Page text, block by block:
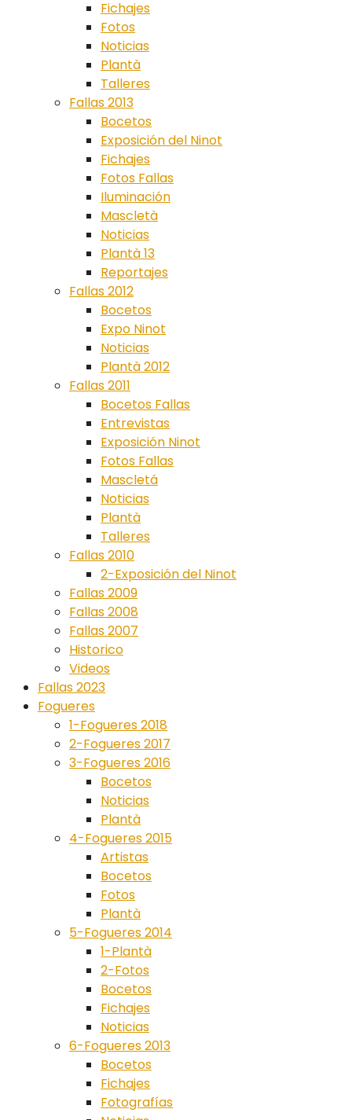
Fichajes
Fotos
Noticias
Plantà
Talleres
Fallas 2013
Bocetos
Exposición del Ninot
Fichajes
Fotos Fallas
Iluminación
Mascletà
Noticias
Plantà 13
Reportajes
Fallas 2012
Bocetos
Expo Ninot
Noticias
Plantà 2012
Fallas 2011
Bocetos Fallas
Entrevistas
Exposición Ninot
Fotos Fallas
Mascletá
Noticias
Plantà
Talleres
Fallas 2010
2-Exposición del Ninot
Fallas 2009
Fallas 2008
Fallas 2007
Historico
Videos
Fallas 2023
Fogueres
1-Fogueres 2018
2-Fogueres 2017
3-Fogueres 2016
Bocetos
Noticias
Plantà
4-Fogueres 2015
Artistas
Bocetos
Fotos
Plantà
5-Fogueres 2014
1-Plantà
2-Fotos
Bocetos
Fichajes
Noticias
6-Fogueres 2013
Bocetos
Fichajes
Fotografías